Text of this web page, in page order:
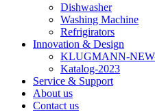
Dishwasher
Washing Machine
Refrigirators
Innovation & Design
KLUGMANN-
Katalog-2023
Service & Support
About us
Contact us